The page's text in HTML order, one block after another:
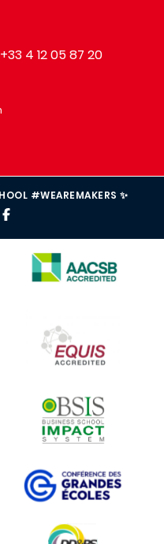
4 12 05 87 20
#WEAREMAKERS ✨
IMAGE
IMAGE